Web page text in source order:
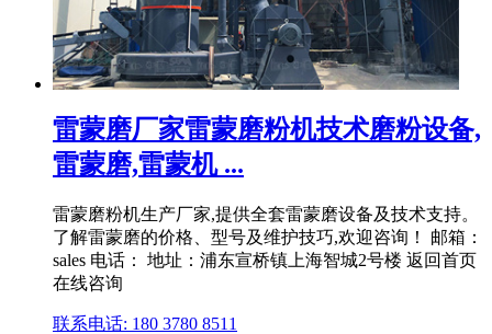
雷蒙磨厂家雷蒙磨粉机技术磨粉设备,
雷蒙磨,雷蒙机 ...
雷蒙磨粉机生产厂家,提供全套雷蒙磨设备及技术支持。
了解雷蒙磨的价格、型号及维护技巧,欢迎咨询！ 邮箱：
sales 电话： 地址：浦东宣桥镇上海智城2号楼 返回首页
在线咨询
联系电话: 180 3780 8511